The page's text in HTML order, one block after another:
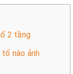
2 tầng
nào ảnh